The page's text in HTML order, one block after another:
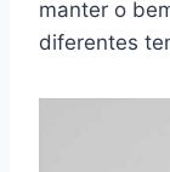
manter o
diferentes